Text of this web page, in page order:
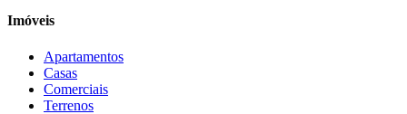
Imóveis
Apartamentos
Casas
Comerciais
Terrenos